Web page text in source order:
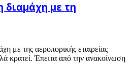
διαμάχη με τη
με της αεροπορικής εταιρείας
κρατεί. Έπειτα από την ανακοίνωση